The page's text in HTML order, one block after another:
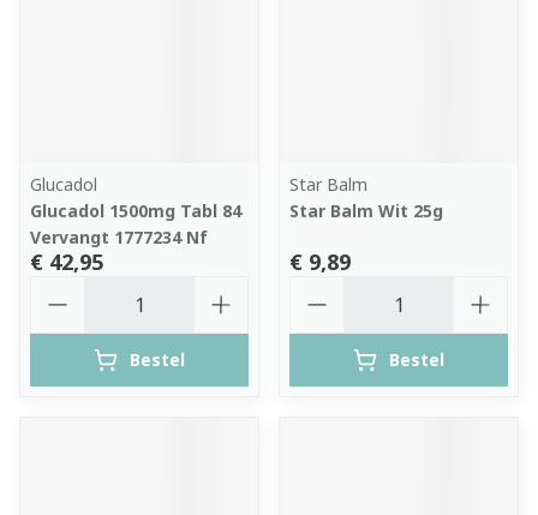
Glucadol
Glucadol 1500mg Tabl 84
Vervangt 1777234 Nf
€ 42,95
Bestel
Star Balm
Star Balm Wit 25g
€ 9,89
Bestel